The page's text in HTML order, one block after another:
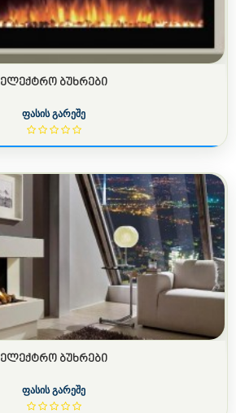
ᲔᲚᲔᲥᲢᲠᲝ ᲑᲣᲮᲠᲔᲑᲘ
ფასის გარეშე
ᲔᲚᲔᲥᲢᲠᲝ ᲑᲣᲮᲠᲔᲑᲘ
ფასის გარეშე